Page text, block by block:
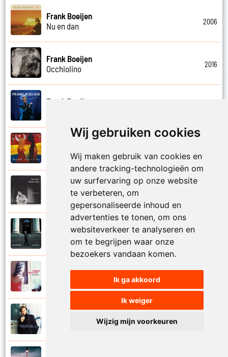
Wij gebruiken cookies
Wij maken gebruik van cookies en
andere tracking-technologieën om
uw surfervaring op onze website
te verbeteren, om
gepersonaliseerde inhoud en
advertenties te tonen, om ons
websiteverkeer te analyseren en
om te begrijpen waar onze
bezoekers vandaan komen.
Ik ga akkoord
Ik weiger
Wijzig mijn voorkeuren
Frank Boeijen
Nu en dan
2006
Frank Boeijen
Occhiolino
2016
Frank Boeijen
Onder ons
Frank Boeijen
Onschuld
Frank Boeijen
Op een dag
Frank Boeijen
Open de poorten